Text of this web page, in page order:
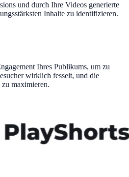
und durch Ihre Videos generierte
Inhalte zu identifizieren.
Ihres Publikums, um zu
wirklich fesselt, und die
maximieren.